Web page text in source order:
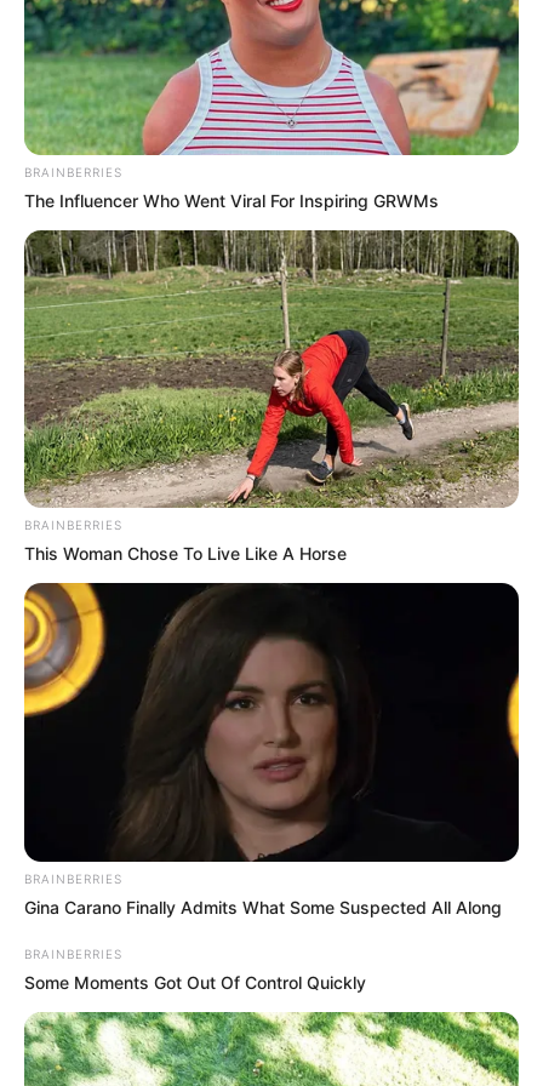
Como fazer Amaciante para Roupas
O amaciante para roupas tem basicamente duas
funções: deixar as fibras do tecido menos rígidas,
facilitando na hora de passar, e com um cheirinho
super agradável. Se você não abre mão desse
produto, confira 4 receitinhas super eficazes que
levam ingredientes bem mais naturais do que os
produtos do mercado.
Ah, e caso você queira uma quantidade maior ou
menor, é só dobrar ou fracionar os ingredientes
indicados em cada receita.
Receita 1 – Amaciante de vinagre branco
Fonte:Max Pixel
BRAINBERRIES
The Influencer Who Went Viral For Inspiring GRWMs
BRAINBERRIES
This Woman Chose To Live Like A Horse
BRAINBERRIES
Gina Carano Finally Admits What Some Suspected All Along
BRAINBERRIES
Some Moments Got Out Of Control Quickly